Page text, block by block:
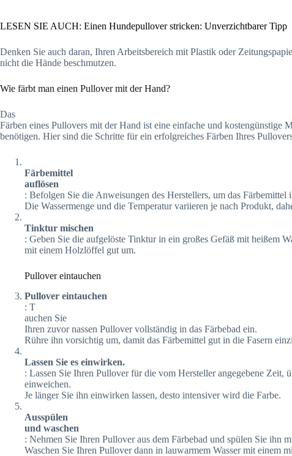
LESEN SIE AUCH: Einen Hundepullover stricken: Unverzichtbarer Tipp
Denken Sie auch daran, Ihren Arbeitsbereich mit Plastik oder
nicht die Hände beschmutzen.
Wie färbt man einen Pullover mit der Hand?
Das
Färben eines Pullovers mit der Hand ist eine einfache und kostengünstige
benötigen. Hier sind die Schritte für ein erfolgreiches Färben Ihres
Färbemittel
auflösen
: Befolgen Sie die Anweisungen des Herstellers, um das Färbemittel
Die Wassermenge und die Temperatur variieren je nach Produkt,
Tinktur mischen
: Geben Sie die aufgelöste Tinktur in ein großes Gefäß mit heißem
mit einem Holzlöffel gut um.
Pullover eintauchen
Pullover eintauchen
: T
auchen Sie
Ihren zuvor nassen Pullover vollständig in das Färbebad ein.
Rühre ihn vorsichtig um, damit das Färbemittel gut in die Fasern
Lassen Sie es einwirken.
: Lassen Sie Ihren Pullover für die vom Hersteller angegebene Zeit,
einweichen.
Je länger Sie ihn einwirken lassen, desto intensiver wird die Farbe.
Ausspülen
und waschen
: Nehmen Sie Ihren Pullover aus dem Färbebad und spülen Sie ihn
Waschen Sie Ihren Pullover dann in lauwarmem Wasser mit einem